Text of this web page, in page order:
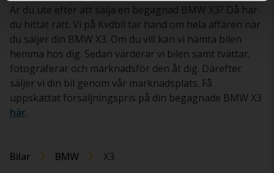
Är du ute efter att sälja en begagnad BMW X3? Då har
du hittat rätt. Vi på Kvdbil tar hand om hela affären när
du säljer din BMW X3. Om du vill kan vi hämta bilen
hemma hos dig. Sedan värderar vi bilen samt tvättar,
fotograferar och marknadsför den åt dig. Därefter
säljer vi din bil genom vår marknadsplats. Få
uppskattat försäljningspris på din begagnade BMW X3
här.
Bilar BMW X3